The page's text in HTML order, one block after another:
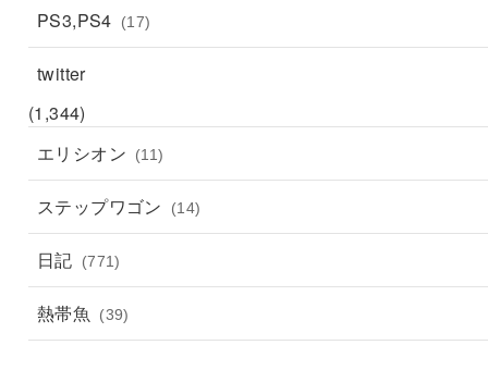
PS3,PS4 (17)
twitter
(1,344)
エリシオン
(11)
ステップワゴン (14)
日記 (771)
熱帯魚 (39)